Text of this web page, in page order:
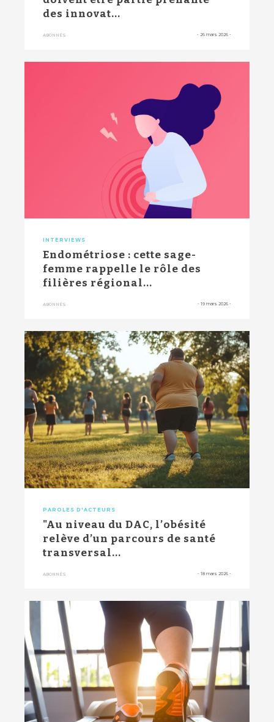
des innovat...
ABONNÉS - 26 mars 2026 -
INTERVIEWS
Endométriose : cette sage-
femme rappelle le rôle des
filières régional...
ABONNÉS - 19 mars 2026 -
PAROLES D'ACTEURS
"Au niveau du DAC, l’obésité
relève d’un parcours de santé
transversal...
ABONNÉS - 18 mars 2026 -